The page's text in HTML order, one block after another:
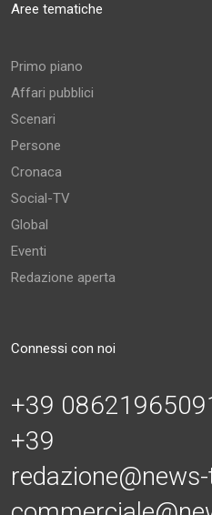
Aree tematiche
Primo piano
Affari pubblici
Scenari
Persone
Cronaca
Social-TV
Global
Eventi
Redazione aperta
Connessi con noi
+39
+39